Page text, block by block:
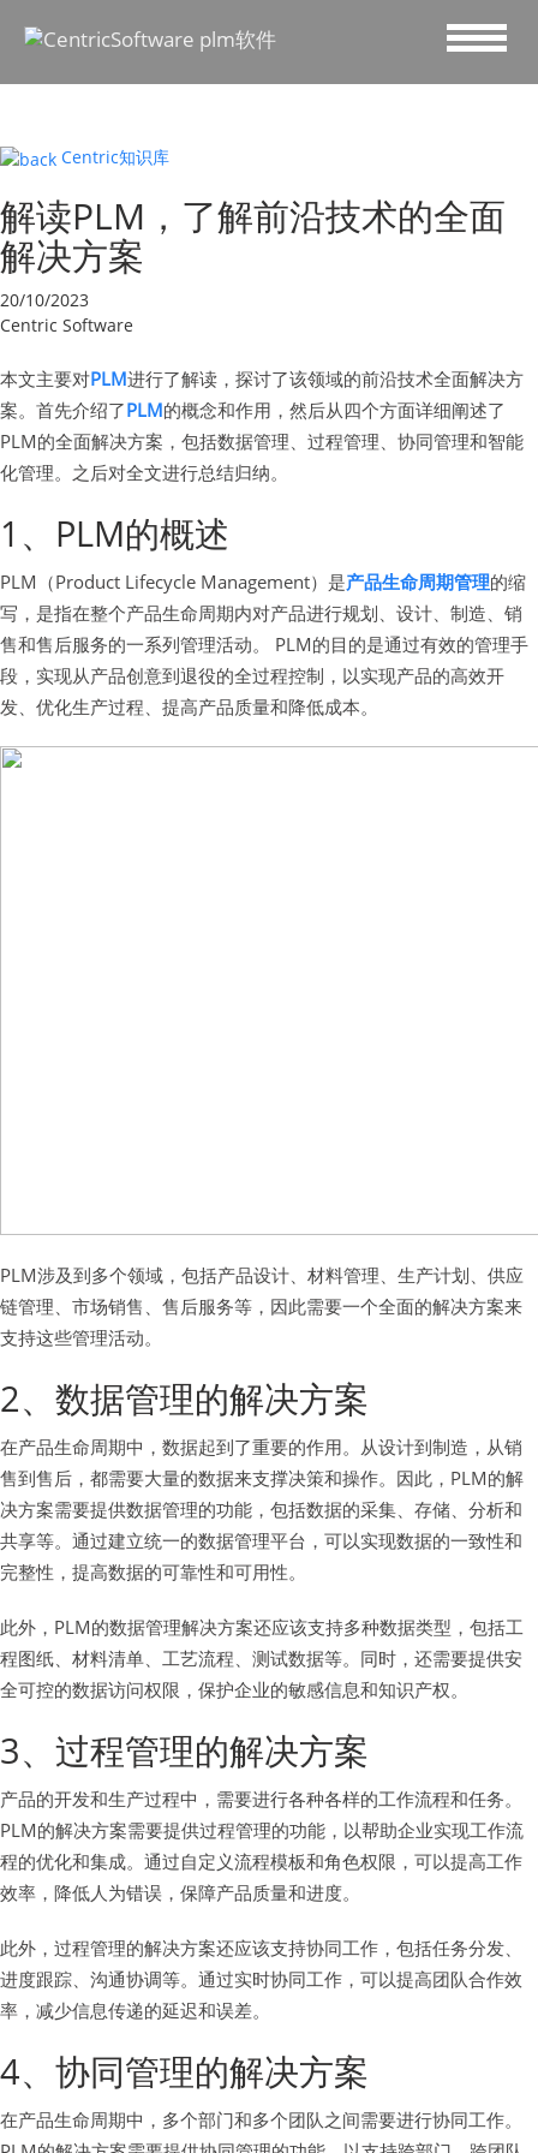
Centric知识库
解读PLM，了解前沿技术的全面
解决方案
20/10/2023
Centric Software
本文主要对PLM进行了解读，探讨了该领域的前沿技术全面解决方
案。首先介绍了PLM的概念和作用，然后从四个方面详细阐述了
PLM的全面解决方案，包括数据管理、过程管理、协同管理和智能
化管理。之后对全文进行总结归纳。
1、PLM的概述
PLM（Product Lifecycle Management）是产品生命周期管理的缩
写，是指在整个产品生命周期内对产品进行规划、设计、制造、销
售和售后服务的一系列管理活动。 PLM的目的是通过有效的管理手
段，实现从产品创意到退役的全过程控制，以实现产品的高效开
发、优化生产过程、提高产品质量和降低成本。
PLM涉及到多个领域，包括产品设计、材料管理、生产计划、供应
链管理、市场销售、售后服务等，因此需要一个全面的解决方案来
支持这些管理活动。
2、数据管理的解决方案
在产品生命周期中，数据起到了重要的作用。从设计到制造，从销
售到售后，都需要大量的数据来支撑决策和操作。因此，PLM的解
决方案需要提供数据管理的功能，包括数据的采集、存储、分析和
共享等。通过建立统一的数据管理平台，可以实现数据的一致性和
完整性，提高数据的可靠性和可用性。
此外，PLM的数据管理解决方案还应该支持多种数据类型，包括工
程图纸、材料清单、工艺流程、测试数据等。同时，还需要提供安
全可控的数据访问权限，保护企业的敏感信息和知识产权。
3、过程管理的解决方案
产品的开发和生产过程中，需要进行各种各样的工作流程和任务。
PLM的解决方案需要提供过程管理的功能，以帮助企业实现工作流
程的优化和集成。通过自定义流程模板和角色权限，可以提高工作
效率，降低人为错误，保障产品质量和进度。
此外，过程管理的解决方案还应该支持协同工作，包括任务分发、
进度跟踪、沟通协调等。通过实时协同工作，可以提高团队合作效
率，减少信息传递的延迟和误差。
4、协同管理的解决方案
在产品生命周期中，多个部门和多个团队之间需要进行协同工作。